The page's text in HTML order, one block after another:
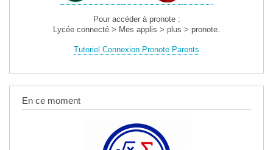
Pour accéder à pronote :
Lycée connecté > Mes applis > plus > pronote.
Tutoriel Connexion Pronote Parents
En ce moment